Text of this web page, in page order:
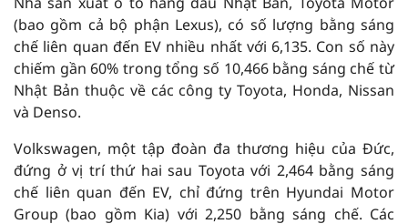
(bao gồm cả bộ phận Lexus), có số lượng bằng sáng
chế liên quan đến EV nhiều nhất với 6,135. Con số này
chiếm gần 60% trong tổng số 10,466 bằng sáng chế từ
Nhật Bản thuộc về các công ty Toyota, Honda, Nissan
và Denso.
Volkswagen, một tập đoàn đa thương hiệu của Đức,
đứng ở vị trí thứ hai sau Toyota với 2,464 bằng sáng
chế liên quan đến EV, chỉ đứng trên Hyundai Motor
Group (bao gồm Kia) với 2,250 bằng sáng chế. Các